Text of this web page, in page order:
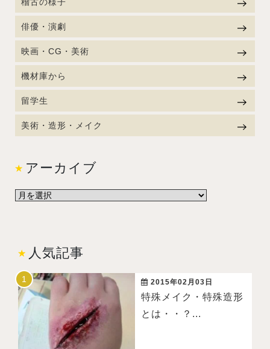
俳優・演劇
映画・CG・美術
機材庫から
留学生
美術・造形・メイク
アーカイブ
人気記事
2015年02月03日
特殊メイク・特殊造形
とは・・？...